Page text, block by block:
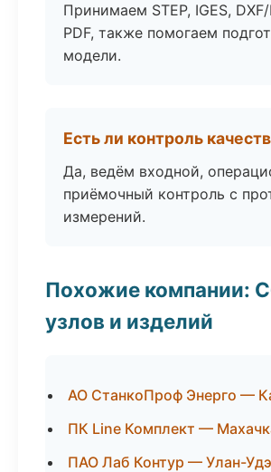
Принимаем STEP, IGES, DXF/
PDF, также помогаем
модели.
Есть ли контроль
Да, ведём входной,
приёмочный контроль с
измерений.
Похожие компании:
узлов и изделий
АО СтанкоПроф Энерго —
ПК Line Комплект —
ПАО Лаб Контур — Улан-Удэ